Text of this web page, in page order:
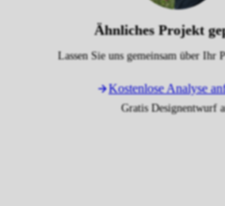
Ähnliches Projekt
Lassen Sie uns gemeinsam über Ihr
Kostenlose Analyse
Gratis Designentwurf